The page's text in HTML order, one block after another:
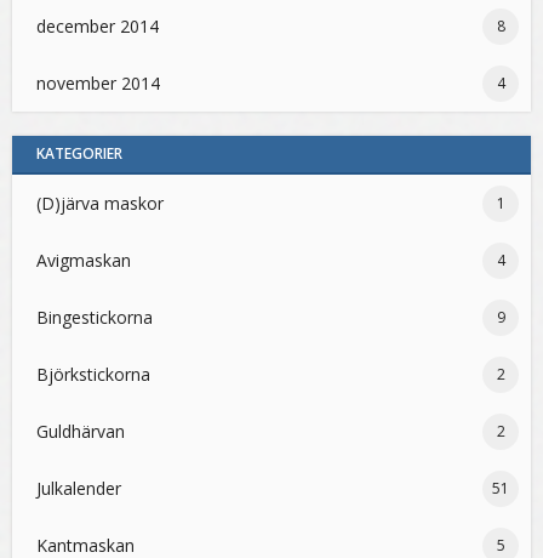
december 2014 8
november 2014 4
KATEGORIER
(D)järva maskor 1
Avigmaskan 4
Bingestickorna 9
Björkstickorna 2
Guldhärvan 2
Julkalender 51
Kantmaskan 5